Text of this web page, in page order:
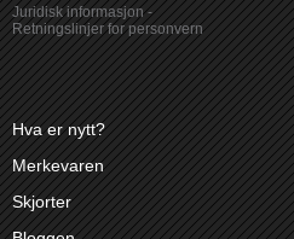
Juridisk informasjon-
Retningslinjer for personvern
Hva er nytt?
Merkevaren
Skjorter